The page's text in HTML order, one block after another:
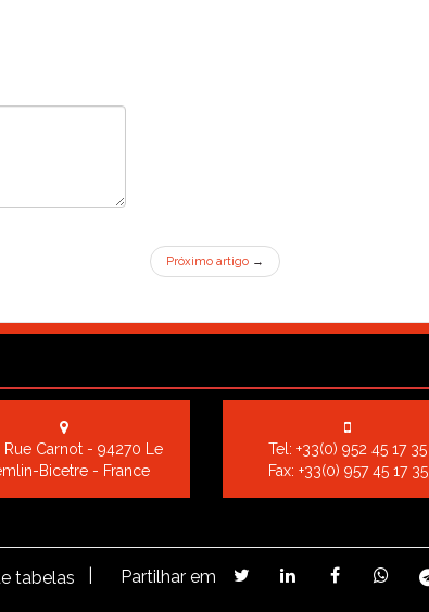
Próximo artigo →
Rue Carnot - 94270 Le
Bicetre - France
Tel:+33(0) 952 45 17 35
Fax: +33(0) 957 45 17 35
tabelas Partilhar em